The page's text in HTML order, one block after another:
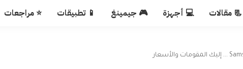
📃 مقالات 💻 أجهزة 🎮 جيمينغ 📱 تطبيقات ⭐ مراجعات